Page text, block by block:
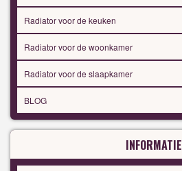
Radiator voor de keuken
Radiator voor de woonkamer
Radiator voor de slaapkamer
BLOG
INFORMATIE